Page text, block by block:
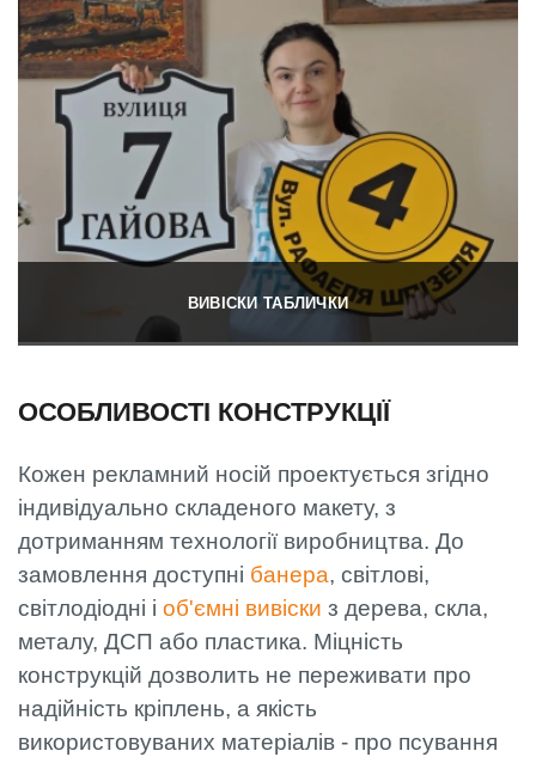
ВИВІСКИ ТАБЛИЧКИ
ОСОБЛИВОСТІ КОНСТРУКЦІЇ
Кожен рекламний носій проектується згідно
індивідуально складеного макету, з
дотриманням технології виробництва. До
замовлення доступні банера, світлові,
світлодіодні і об'ємні вивіски з дерева, скла,
металу, ДСП або пластика. Міцність
конструкцій дозволить не переживати про
надійність кріплень, а якість
використовуваних матеріалів - про псування